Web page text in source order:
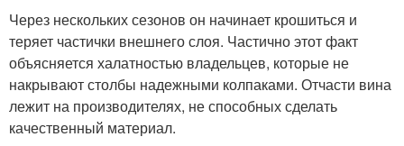
Через нескольких сезонов он начинает крошиться и
теряет частички внешнего слоя. Частично этот факт
объясняется халатностью владельцев, которые не
накрывают столбы надежными колпаками. Отчасти вина
лежит на производителях, не способных сделать
качественный материал.